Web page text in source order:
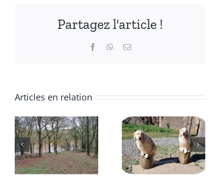
Partagez l'article !
FacebookWhatsApp
Email
Articles en relation
Début
2025
Deuxième
trimestre
2024